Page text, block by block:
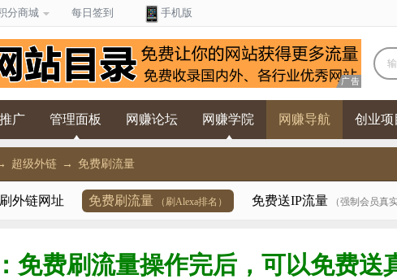
分商城 每日签到 手机版
广 管理面板 网赚论坛 网赚学院 网赚导航 创业项
超级外链 → 免费刷流量
外链网址 免费刷流量 （刷Alexa排名） 免费送IP流量 （强制会员真
免费刷流量操作完后，可以免费送